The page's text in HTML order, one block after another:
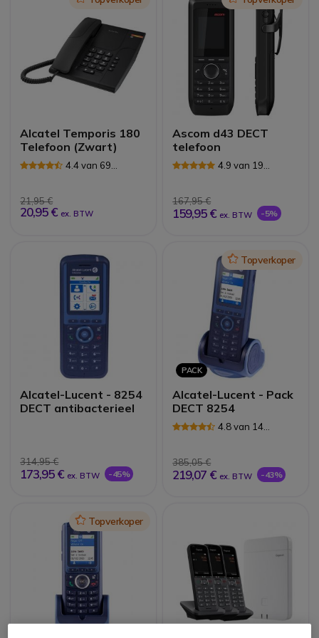
Alcatel Temporis 180
Telefoon (Zwart)
4.4 van 69
21,95 €
20,95 € ex. BTW
Ascom d43 DECT
telefoon
4.9 van 19
167,95 €
159,95 € ex. BTW -5%
Alcatel-Lucent - 8254
DECT antibacterieel
314,95 €
173,95 € ex. BTW -45%
IconTopverkoper
PACK
Alcatel-Lucent - Pack
DECT 8254
4.8 van 14
385,05 €
219,07 € ex. BTW -43%
IconTopverkoper